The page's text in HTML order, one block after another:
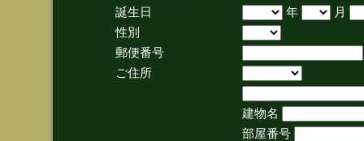
誕生日
年
月
性別
郵便番号
ご住所
建物名
部屋番号